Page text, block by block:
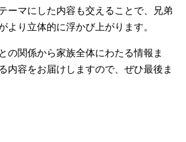
ーマにした内容も交えることで、兄弟
より立体的に浮かび上がります。
の関係から家族全体にわたる情報ま
内容をお届けしますので、ぜひ最後ま